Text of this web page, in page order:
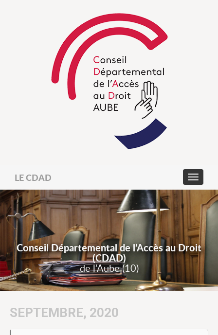
LE CDAD
Conseil Départemental de l’Accès au Droit
(CDAD)
de l'Aube (10)
SEPTEMBRE, 2020